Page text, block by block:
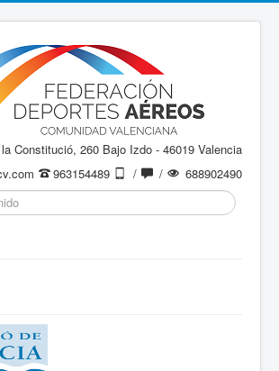
Constitució, 260 Bajo Izdo - 46019 Valencia
963154489 / /
688902490
/ Aeromodelisme